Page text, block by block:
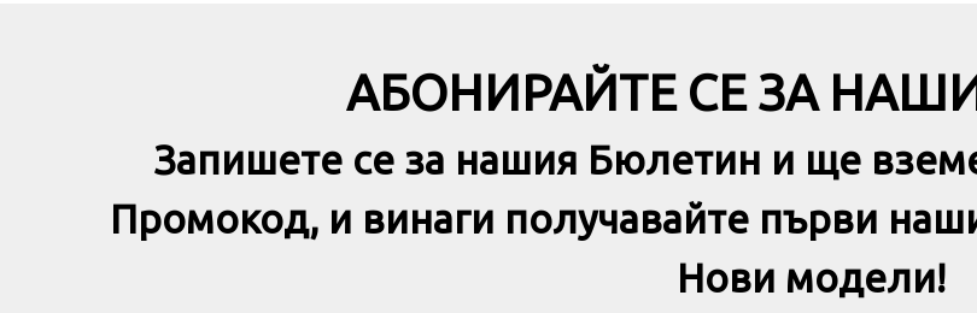
АБОНИРАЙТЕ СЕ ЗА
Запишете се за нашия Бюлетин и ще
Промокод, и винаги получавайте първи
Нови модели!